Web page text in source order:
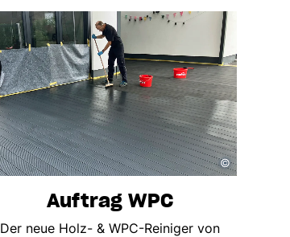
Auftrag WPC
Der neue Holz- & WPC-Reiniger von
©